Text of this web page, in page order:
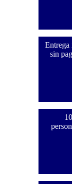
Entrega
sin